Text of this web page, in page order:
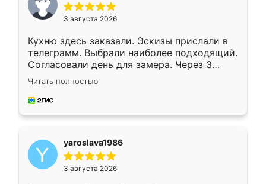
3 августа 2026
Кухню здесь заказали. Эскизы прислали в
телеграмм. Выбрали наиболее подходящий.
Согласовали день для замера. Через 3
недели кухня была уже готова. Остались
довольны работой. Спасибо Ренессанс
мебель за качественную работу!
Читать полностью
yaroslava1986
3 августа 2026